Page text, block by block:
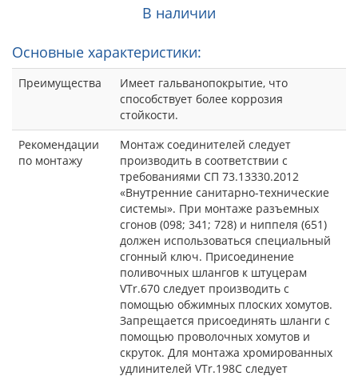
В наличии
Основные характеристики:
Преимущества
Имеет гальванопокрытие, что
способствует более коррозия
стойкости.
Рекомендации
по монтажу
Монтаж соединителей следует
производить в соответствии с
требованиями СП 73.13330.2012
«Внутренние санитарно-технические
системы». При монтаже разъемных
сгонов (098; 341; 728) и ниппеля (651)
должен использоваться специальный
сгонный ключ. Присоединение
поливочных шлангов к штуцерам
VTr.670 следует производить с
помощью обжимных плоских хомутов.
Запрещается присоединять шланги с
помощью проволочных хомутов и
скруток. Для монтажа хромированных
удлинителей VTr.198C следует